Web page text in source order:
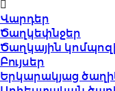
Վարդեր
Ծաղկեփնջեր
Ծաղկային
Բույսեր
Երկարակյաց